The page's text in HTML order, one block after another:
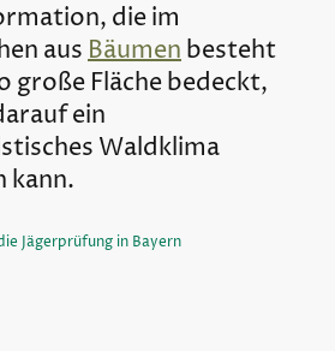
die im
ausBäumenbesteht
große Fläche bedeckt,
ein
Waldklima
kann.
Jägerprüfung in Bayern